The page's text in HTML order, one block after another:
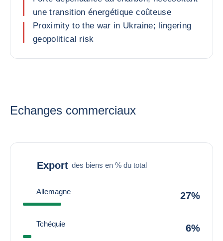
une transition énergétique coûteuse
Proximity to the war in Ukraine; lingering
geopolitical risk
Echanges commerciaux
Export des biens en % du total
Allemagne 27%
Tchéquie 6%